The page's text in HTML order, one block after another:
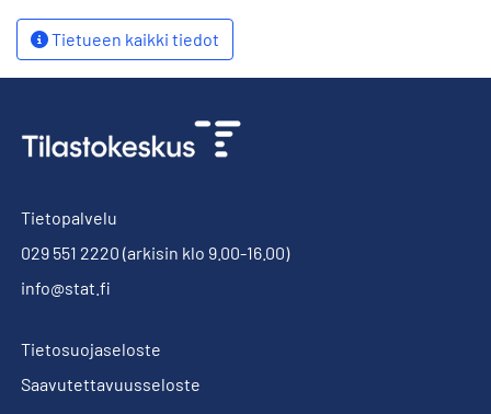
Tietueen kaikki tiedot
Tietopalvelu
029 551 2220 (arkisin klo 9.00-16.00)
info@stat.fi
Tietosuojaseloste
Saavutettavuusseloste